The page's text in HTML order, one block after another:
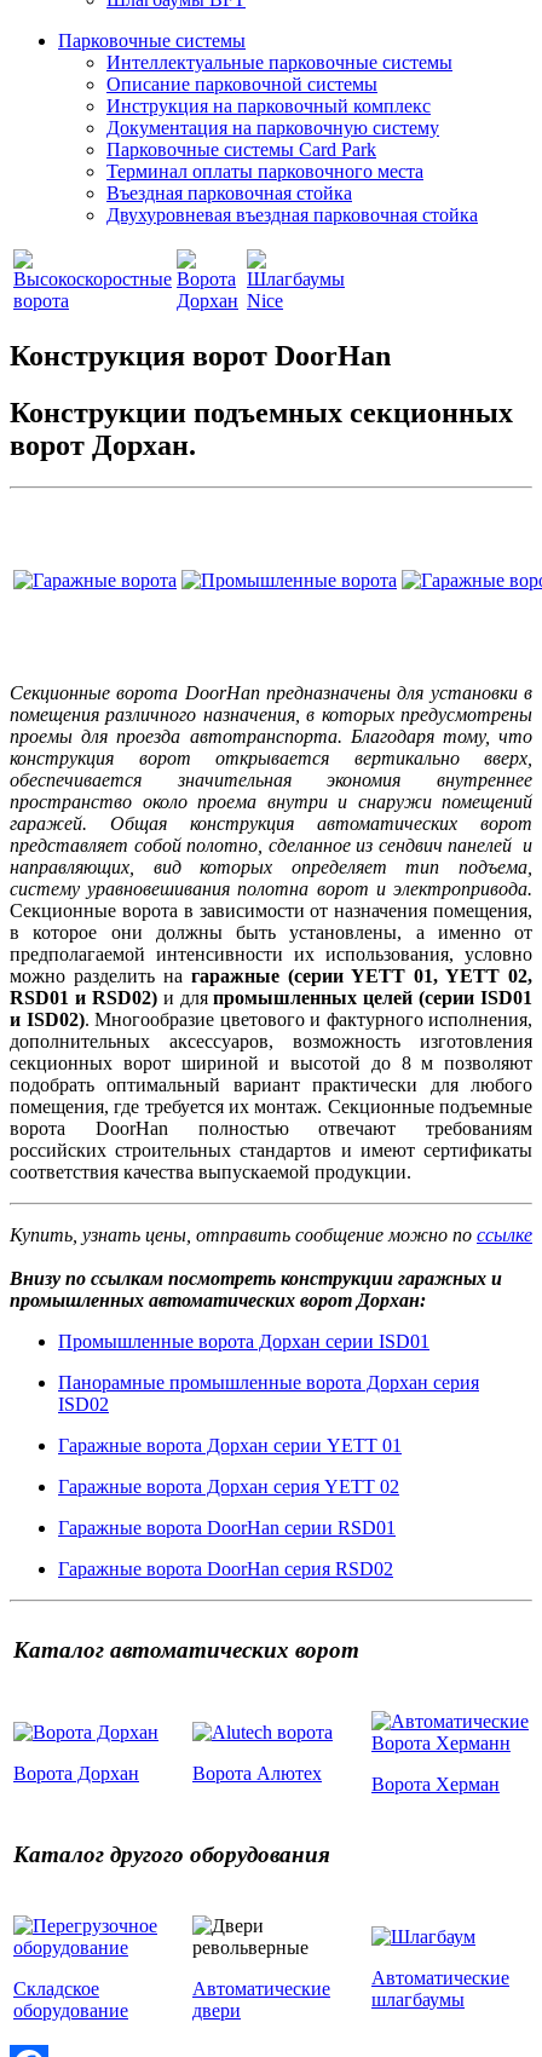
Парковочные системы
Интеллектуальные парковочные системы
Описание парковочной системы
Инструкция на парковочный комплекс
Документация на парковочную систему
Парковочные системы Card Park
Терминал оплаты парковочного места
Въездная парковочная стойка
Двухуровневая въездная парковочная стойка
Конструкция ворот DoorHan
Конструкции подъемных секционных
ворот Дорхан.
Секционные ворота DoorHan предназначены для установки в
помещения различного назначения, в которых предусмотрены
проемы для проезда автотранспорта. Благодаря тому, что
конструкция ворот открывается вертикально вверх,
обеспечивается значительная экономия внутреннее
пространство около проема внутри и снаружи помещений
гаражей. Общая конструкция автоматических ворот
представляет собой полотно, сделанное из сендвич панелей и
направляющих, вид которых определяет тип подъема,
систему уравновешивания полотна ворот и электропривода.
Секционные ворота в зависимости от назначения помещения,
в которое они должны быть установлены, а именно от
предполагаемой интенсивности их использования, условно
можно разделить на гаражные (серии YETT 01, YETT 02,
RSD01 и RSD02)и дляпромышленных целей (серии ISD01
и ISD02). Многообразие цветового и фактурного исполнения,
дополнительных аксессуаров, возможность изготовления
секционных ворот шириной и высотой до 8 м позволяют
подобрать оптимальный вариант практически для любого
помещения, где требуется их монтаж. Секционные подъемные
ворота DoorHan полностью отвечают требованиям
российских строительных стандартов и имеют сертификаты
соответствия качества выпускаемой продукции.
Купить, узнать цены, отправить сообщение можно по ссылке
Внизу по ссылкам посмотреть конструкции гаражных и
промышленных автоматических ворот Дорхан:
Промышленные ворота Дорхан серии ISD01
Панорамные промышленные ворота Дорхан серия
ISD02
Гаражные ворота Дорхан серии YETT 01
Гаражные ворота Дорхан серия YETT 02
Гаражные ворота DoorHan серии RSD01
Гаражные ворота DoorHan серия RSD02
Каталог автоматических ворот
Ворота Дорхан Ворота Алютех
Ворота Херман
Каталог другого оборудования
Складское
оборудование
Автоматические
двери
Автоматические
шлагбаумы